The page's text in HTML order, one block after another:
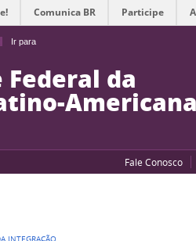
Ir para
Comunica BR Participe
da
Americana
Fale Conosco
INTEGRAÇÃO